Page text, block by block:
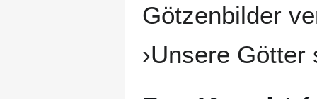
Götzenbilder
›Unsere